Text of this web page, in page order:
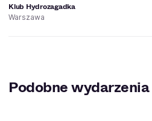
Klub Hydrozagadka
Warszawa
Podobne wydarzenia